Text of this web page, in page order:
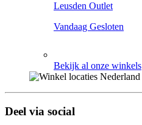
Leusden Outlet
Vandaag Gesloten
Bekijk al onze winkels
Deel via social